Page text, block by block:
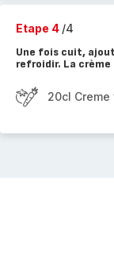
Etape 4 /4
Une fois cuit,
refroidir. La crème
20cl